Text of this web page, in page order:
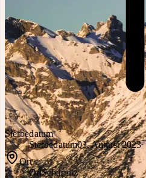
Sterbedatum
Sterbedatum03. August 2023
Ort
OrtScharnitz